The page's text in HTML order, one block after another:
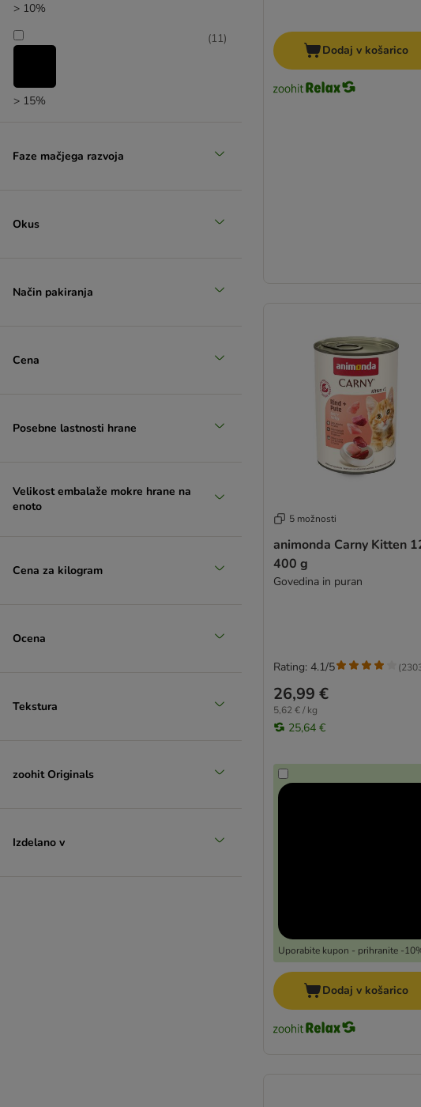
> 10%
> 15%
(11)
Faze mačjega razvoja
Okus
Način pakiranja
Cena
Posebne lastnosti hrane
Velikost embalaže mokre hrane na
enoto
Cena za kilogram
Ocena
Tekstura
zoohit Originals
Izdelano v
Dodaj v košarico
5 možnosti
animonda Carny Kitten
400 g
Govedina in puran
26,99 €
5,62 € / kg
25,64 €
Uporabite kupon - prihranite -
Rating: 4.1/5 (
Dodaj v košarico